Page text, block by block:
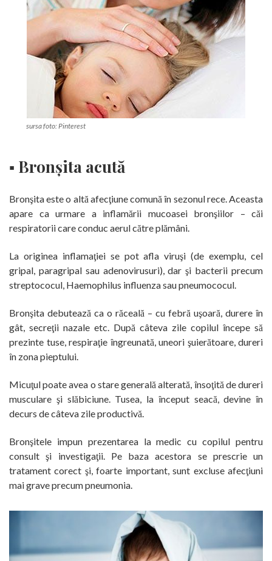
sursa foto: Pinterest
▪ Bronşita acută
Bronşita este o altă afecţiune comună în sezonul rece. Aceasta
apare ca urmare a inflamării mucoasei bronşiilor – căi
respiratorii care conduc aerul către plămâni.
La originea inflamaţiei se pot afla viruşi (de exemplu, cel
gripal, paragripal sau adenovirusuri), dar şi bacterii precum
streptococul, Haemophilus influenza sau pneumococul.
Bronşita debutează ca o răceală – cu febră uşoară, durere în
gât, secreţii nazale etc. După câteva zile copilul începe să
prezinte tuse, respiraţie îngreunată, uneori şuierătoare, dureri
în zona pieptului.
Micuţul poate avea o stare generală alterată, însoţită de dureri
musculare şi slăbiciune. Tusea, la început seacă, devine în
decurs de câteva zile productivă.
Bronşitele impun prezentarea la medic cu copilul pentru
consult şi investigaţii. Pe baza acestora se prescrie un
tratament corect şi, foarte important, sunt excluse afecţiuni
mai grave precum pneumonia.